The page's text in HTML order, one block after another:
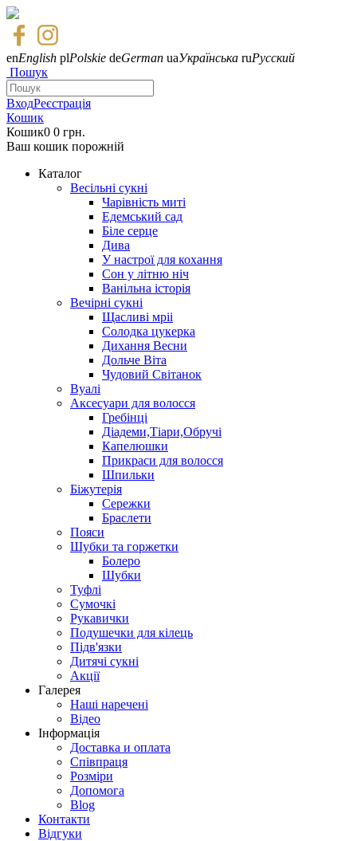
enEnglish plPolskie deGerman uaУкраїнська ruРусский
Пошук
ВходРеєстрація
Кошик
Кошик0 0 грн.
Ваш кошик порожній
Каталог
Весільні сукні
Чарівність миті
Едемський сад
Біле серце
Дива
У настрої для кохання
Сон у літню ніч
Ванільна історія
Вечірні сукні
Щасливі мріі
Солодка цукерка
Дихання Весни
Дольче Віта
Чудовий Світанок
Вуалі
Аксесуари для волосся
Гребінці
Діадеми,Тіари,Обручі
Капелюшки
Прикраси для волосся
Шпильки
Біжутерія
Cережки
Браслети
Пояси
Шубки та горжетки
Болеро
Шубки
Туфлі
Сумочкі
Рукавички
Подушечки для кілець
Підв'язки
Дитячі сукні
Акції
Галерея
Наші наречені
Відео
Інформація
Доставка и оплата
Співпраця
Розміри
Допомога
Blog
Контакти
Відгуки